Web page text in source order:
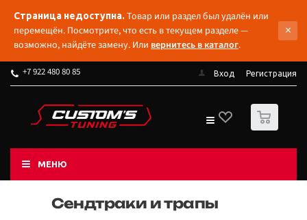
Страница недоступна. Товар или раздел был удалён или
перемещён. Посмотрите, что есть в текущем разделе —
возможно, найдёте замену. Или вернитесь в каталог.
×
+7 922 480 80 85 Вход Регистрация
0
МЕНЮ
Сендтраки и трапы